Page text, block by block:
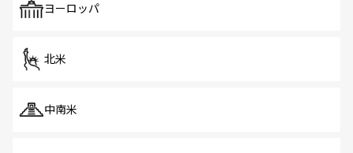
で、ホーカーズは地元の風情を楽しめる外せないスポット
ヨーロッパ
北米
中南米